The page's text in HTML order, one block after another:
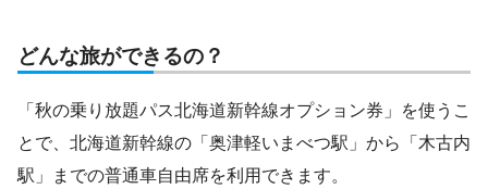
どんな旅ができるの？
「秋の乗り放題パス北海道新幹線オプション券」を使うこ
とで、北海道新幹線の「奥津軽いまべつ駅」から「木古内
駅」までの普通車自由席を利用できます。